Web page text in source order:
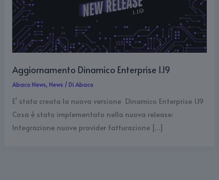
Aggiornamento Dinamico Enterprise 1.19
Abaco News, News / DiAbaco
E’ stata creata la nuova versione Dinamico Enterprise 1.19
Cosa è stato implementato nella nuova release:
Integrazione nuove provider fatturazione […]